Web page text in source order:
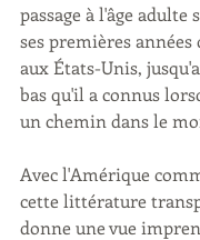
passage à l'âge adulte
ses premières
aux États-Unis,
bas qu'il a connus
un chemin dans le
Avec l'Amérique
cette littérature
donne une vue